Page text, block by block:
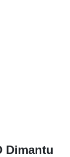
Dimantu